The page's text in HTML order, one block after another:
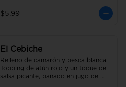
$5.99
El Cebiche
Relleno de camarón y pesca blanca.
Topping de atún rojo y un toque de
salsa picante, bañado en jugo de